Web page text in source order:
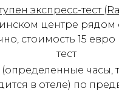
экспресс-тест
центре рядом
стоимость 15 евро
тест
(определенные часы,
в отеле) по